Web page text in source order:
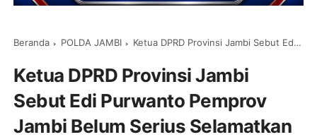
Beranda POLDA JAMBI Ketua DPRD Provinsi Jambi Sebut Edi Purwanto Pemprov Jambi Belum Serius Selamatkan Sungai Batanghari
Ketua DPRD Provinsi Jambi
Sebut Edi Purwanto Pemprov
Jambi Belum Serius Selamatkan